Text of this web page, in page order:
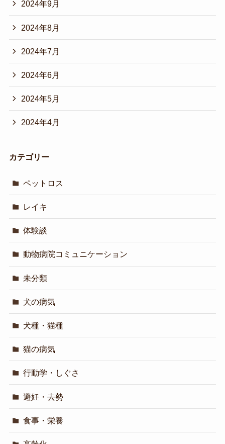
2024年9月
2024年8月
2024年7月
2024年6月
2024年5月
2024年4月
カテゴリー
ペットロス
レイキ
体験談
動物病院コミュニケーション
未分類
犬の病気
犬種・猫種
猫の病気
行動学・しぐさ
避妊・去勢
食事・栄養